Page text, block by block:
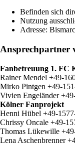
Befinden sich
Nutzung
Adresse:
Ansprechpartner
Fanbetreuung 1. FC
Rainer Mendel +49-
Mirko Pintgen +49-
Vivien Engeländer
Kölner Fanprojekt
Henni Hübel +49-
Chrissy Oncale +49-
Thomas Lükewille
Lena Aschenbrenner